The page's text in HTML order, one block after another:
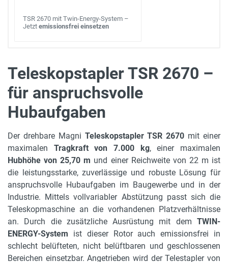
TSR 2670 mit Twin-Energy-System –
Jetzt emissionsfrei einsetzen
Radstand
3.3 m
3.12 m
Gerätebreite in m
2.56 m
max. Bodenfreiheit
0.29 m
Motorleistung in kW
160 kW
Produktvorstellung
Teleskopstapler TSR 2670 –
für anspruchsvolle
Hubaufgaben
Der drehbare Magni Teleskopstapler TSR 2670 mit einer
maximalen Tragkraft von 7.000 kg, einer maximalen
Hubhöhe von 25,70 m und einer Reichweite von 22 m ist
die leistungsstarke, zuverlässige und robuste Lösung für
anspruchsvolle Hubaufgaben im Baugewerbe und in der
Industrie. Mittels vollvariabler Abstützung passt sich die
Teleskopmaschine an die vorhandenen Platzverhältnisse
an. Durch die zusätzliche Ausrüstung mit dem TWIN-
ENERGY-System ist dieser Rotor auch emissionsfrei in
schlecht belüfteten, nicht belüftbaren und geschlossenen
Bereichen einsetzbar. Angetrieben wird der Telestapler von